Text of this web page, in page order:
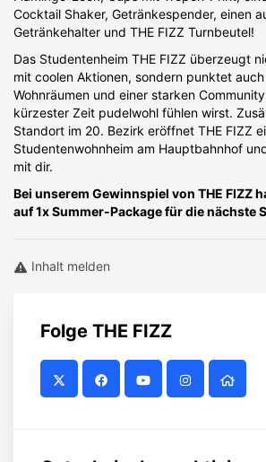
Cocktail Shaker, Getränkespender, einen
Getränkehalter und THE FIZZ Turnbeutel!
Das Studentenheim THE FIZZ überzeugt
mit coolen Aktionen, sondern punktet
Wohnräumen und einer starken
kürzester Zeit pudelwohl fühlen wirst.
Standort im 20. Bezirk eröffnet THE FIZZ
Studentenwohnheim am Hauptbahnhof
mit dir.
Bei unserem Gewinnspiel von THE FIZZ
auf 1x Summer-Package für die nächste
Inhalt melden
Folge THE FIZZ